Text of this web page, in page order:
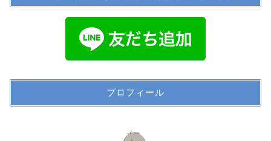
プロフィール